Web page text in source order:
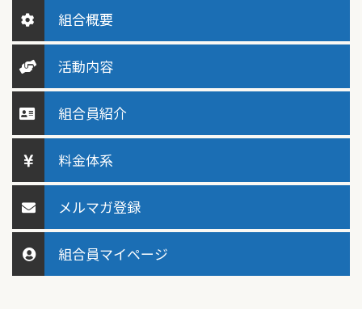
組合概要
活動内容
組合員紹介
料金体系
メルマガ登録
組合員マイページ